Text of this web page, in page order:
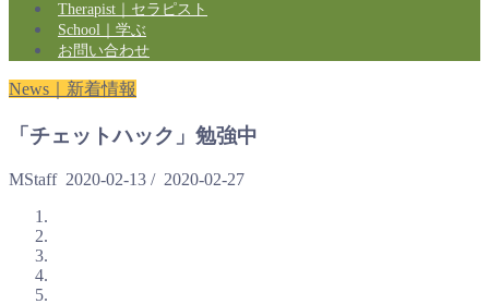
Therapist｜セラピスト
School｜学ぶ
お問い合わせ
News｜新着情報
「チェットハック」勉強中
MStaff 2020-02-13 / 2020-02-27